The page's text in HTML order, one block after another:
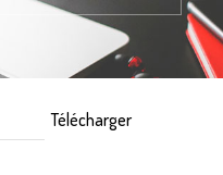
Télécharger